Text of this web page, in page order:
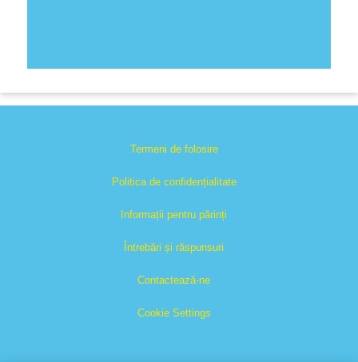
Termeni de folosire
Politica de confidențialitate
Informații pentru părinți
Întrebări și răspunsuri
Contactează-ne
Cookie Settings